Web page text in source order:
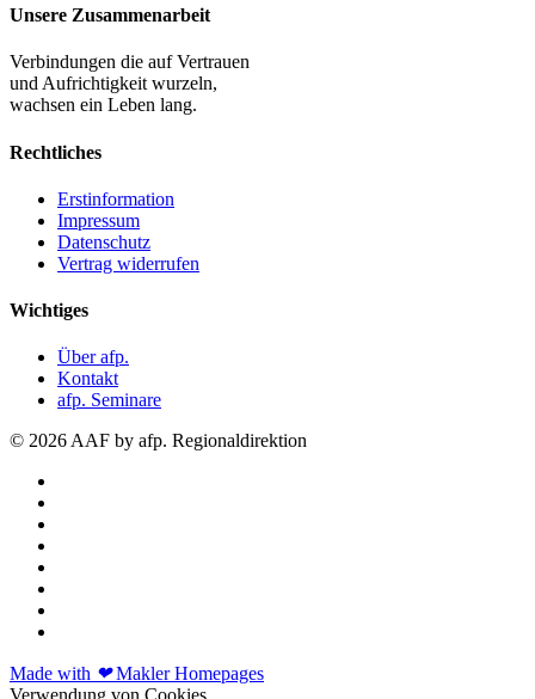
Unsere Zusammenarbeit
Verbindungen die auf Vertrauen
und Aufrichtigkeit wurzeln,
wachsen ein Leben lang.
Rechtliches
Erstinformation
Impressum
Datenschutz
Vertrag widerrufen
Wichtiges
Über afp.
Kontakt
afp. Seminare
© 2026 AAF by afp. Regionaldirektion
Made with ❤Makler Homepages